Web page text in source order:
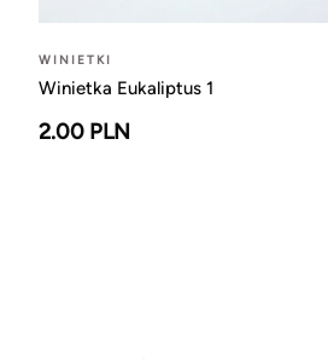
WINIETKI
Winietka Eukaliptus 1
2.00 PLN